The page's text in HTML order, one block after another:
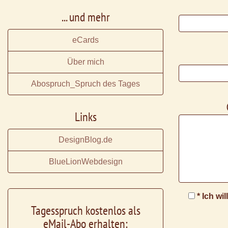
* Ich
... und mehr
eCards
Über mich
Abospruch_Spruch des Tages
Links
DesignBlog.de
BlueLionWebdesign
Tagesspruch kostenlos als
eMail-Abo erhalten: